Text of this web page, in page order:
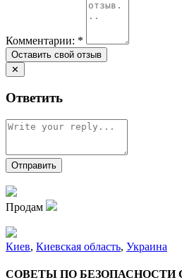
Комментарии: *
✕
Ответить
Продам
Киев, Киевская область, Украина
СОВЕТЫ ПО БЕЗОПАСНОСТИ